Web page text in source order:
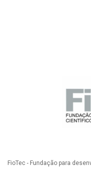
FioTec - Fundação para